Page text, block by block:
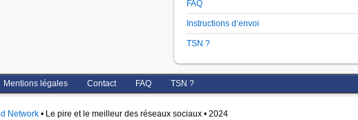
FAQ
Instructions d’envoi
TSN ?
Mentions légales Contact FAQ TSN ?
Network • Le pire et le meilleur des réseaux sociaux • 2024